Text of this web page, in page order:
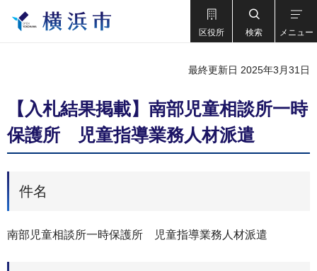
区役所 検索 メニュー
最終更新日 2025年3月31日
【入札結果掲載】南部児童相談所一時
保護所 児童指導業務人材派遣
件名
南部児童相談所一時保護所 児童指導業務人材派遣